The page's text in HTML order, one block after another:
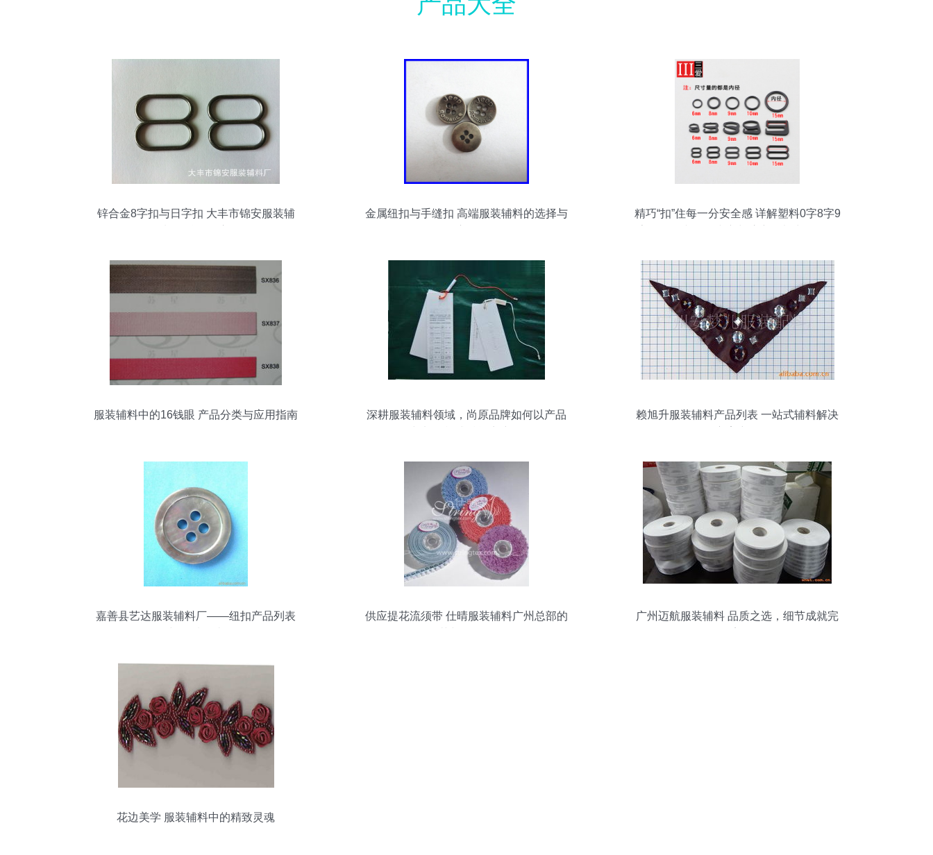
锌合金8字扣与日字扣 大丰市锦安服装辅
金属纽扣与手缝扣 高端服装辅料的选择与
精巧“扣”住每一分安全感 详解塑料0字8字9
服装辅料中的16钱眼 产品分类与应用指南
深耕服装辅料领域，尚原品牌如何以产品
赖旭升服装辅料产品列表 一站式辅料解决
嘉善县艺达服装辅料厂——纽扣产品列表
供应提花流须带 仕晴服装辅料广州总部的
广州迈航服装辅料 品质之选，细节成就完
花边美学 服装辅料中的精致灵魂